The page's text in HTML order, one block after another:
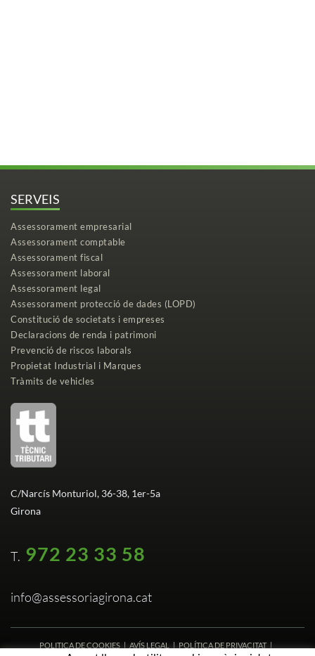
SERVEIS
Assessorament empresarial
Assessorament comptable
Assessorament fiscal
Assessorament laboral
Assessorament legal
Assessorament protecció de dades (LOPD)
Constitució de societats i empreses
Declaracions de renda i patrimoni
Prevenció de riscos laborals
Propietat Industrial i Marques
Tràmits de vehicles
C/Narcís Monturiol, 36-38, 1er-5a
Girona
T. 972 23 33 58
info@assessoriagirona.cat
POLITICA DE COOKIES | AVÍS LEGAL | POLÍTICA DE PRIVACITAT |